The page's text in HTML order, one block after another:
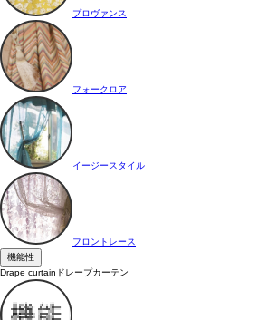
プロヴァンス
フォークロア
イージースタイル
フロントレース
機能性
Drape curtain ドレープカーテン